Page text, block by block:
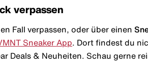
verpassen
Fall verpassen, oder über einen
Sneaker App . Dort findest du
Deals & Neuheiten. Schau gerne